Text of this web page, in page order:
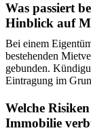
Was passiert
Hinblick auf
Bei einem
bestehenden
gebunden.
Eintragung im
Welche
Immobilie